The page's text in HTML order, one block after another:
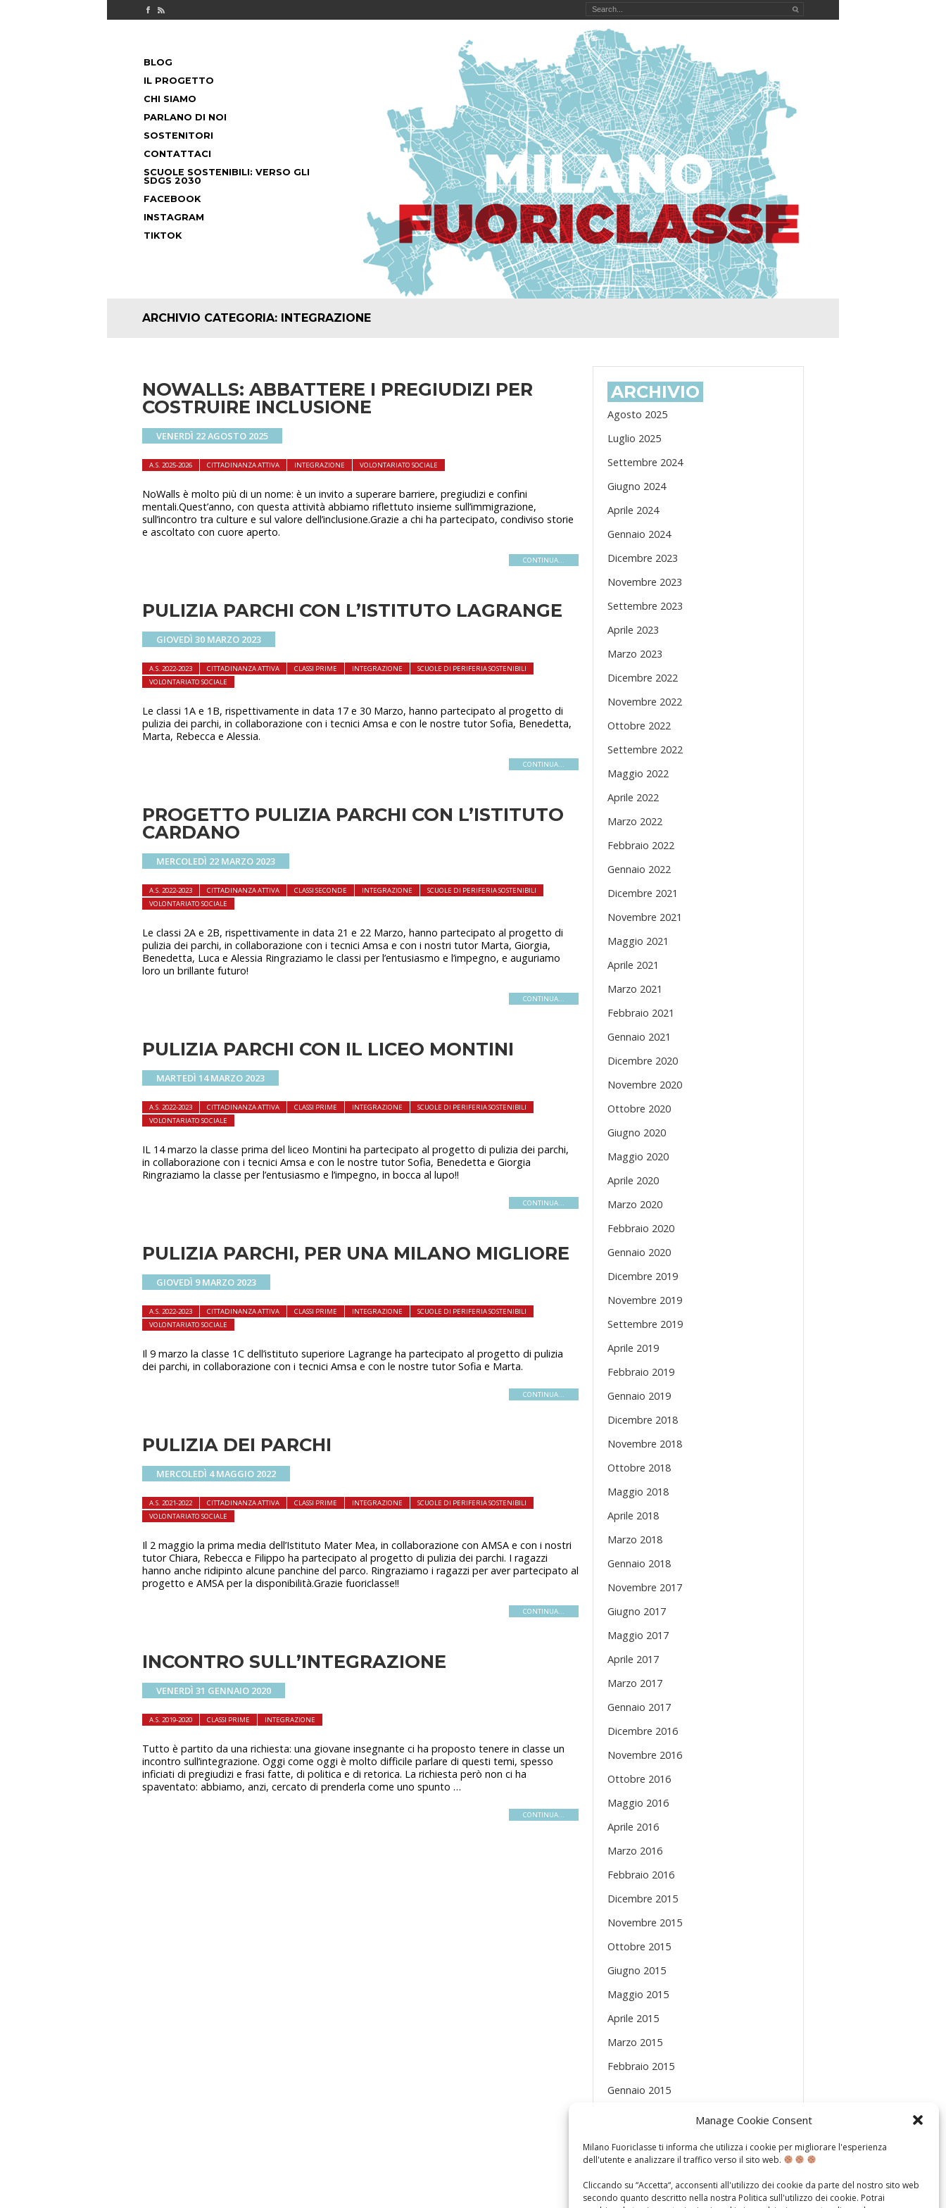
Manage Cookie Consent
Milano Fuoriclasse ti informa che utilizza i cookie per migliorare l'esperienza
dell'utente e analizzare il traffico verso il sito web.
Cliccando su “Accetta“, acconsenti all'utilizzo dei cookie da parte del nostro sito web
secondo quanto descritto nella nostra Politica sull'utilizzo dei cookie. Potrai
Check out our Facebook page
MENU PRINCIPALE
PASSA
CONTENUTO
BLOG
IL PROGETTO
CHI SIAMO
PARLANO DI NOI
SOSTENITORI
CONTATTACI
SCUOLE SOSTENIBILI: VERSO GLI
SDGS 2030
FACEBOOK
INSTAGRAM
TIKTOK
ARCHIVIO CATEGORIA: INTEGRAZIONE
NOWALLS: ABBATTERE I PREGIUDIZI PER
COSTRUIRE INCLUSIONE
VENERDÌ 22 AGOSTO 2025
A.S. 2025-2026 CITTADINANZA ATTIVA INTEGRAZIONE VOLONTARIATO SOCIALE
NoWalls è molto più di un nome: è un invito a superare barriere, pregiudizi e confini
mentali.Quest’anno, con questa attività abbiamo riflettuto insieme sull’immigrazione,
sull’incontro tra culture e sul valore dell’inclusione.Grazie a chi ha partecipato, condiviso storie
e ascoltato con cuore aperto.
CONTINUA...
PULIZIA PARCHI CON L’ISTITUTO LAGRANGE
GIOVEDÌ 30 MARZO 2023
A.S. 2022-2023 CITTADINANZA ATTIVA CLASSI PRIME INTEGRAZIONE
SCUOLE DI PERIFERIA SOSTENIBILI
VOLONTARIATO SOCIALE
Le classi 1A e 1B, rispettivamente in data 17 e 30 Marzo, hanno partecipato al progetto di
pulizia dei parchi, in collaborazione con i tecnici Amsa e con le nostre tutor Sofia, Benedetta,
Marta, Rebecca e Alessia.
CONTINUA...
PROGETTO PULIZIA PARCHI CON L’ISTITUTO
CARDANO
MERCOLEDÌ 22 MARZO 2023
A.S. 2022-2023 CITTADINANZA ATTIVA CLASSI SECONDE INTEGRAZIONE
SCUOLE DI PERIFERIA SOSTENIBILI
VOLONTARIATO SOCIALE
Le classi 2A e 2B, rispettivamente in data 21 e 22 Marzo, hanno partecipato al progetto di
pulizia dei parchi, in collaborazione con i tecnici Amsa e con i nostri tutor Marta, Giorgia,
Benedetta, Luca e Alessia Ringraziamo le classi per l’entusiasmo e l’impegno, e auguriamo
loro un brillante futuro!
CONTINUA...
PULIZIA PARCHI CON IL LICEO MONTINI
MARTEDÌ 14 MARZO 2023
A.S. 2022-2023 CITTADINANZA ATTIVA CLASSI PRIME INTEGRAZIONE
SCUOLE DI PERIFERIA SOSTENIBILI
VOLONTARIATO SOCIALE
IL 14 marzo la classe prima del liceo Montini ha partecipato al progetto di pulizia dei parchi,
in collaborazione con i tecnici Amsa e con le nostre tutor Sofia, Benedetta e Giorgia
Ringraziamo la classe per l’entusiasmo e l’impegno, in bocca al lupo!!
CONTINUA...
PULIZIA PARCHI, PER UNA MILANO MIGLIORE
GIOVEDÌ 9 MARZO 2023
A.S. 2022-2023 CITTADINANZA ATTIVA CLASSI PRIME INTEGRAZIONE
SCUOLE DI PERIFERIA SOSTENIBILI
VOLONTARIATO SOCIALE
Il 9 marzo la classe 1C dell’istituto superiore Lagrange ha partecipato al progetto di pulizia
dei parchi, in collaborazione con i tecnici Amsa e con le nostre tutor Sofia e Marta.
CONTINUA...
PULIZIA DEI PARCHI
MERCOLEDÌ 4 MAGGIO 2022
A.S. 2021-2022 CITTADINANZA ATTIVA CLASSI PRIME INTEGRAZIONE
SCUOLE DI PERIFERIA SOSTENIBILI
VOLONTARIATO SOCIALE
Il 2 maggio la prima media dell’Istituto Mater Mea, in collaborazione con AMSA e con i nostri
tutor Chiara, Rebecca e Filippo ha partecipato al progetto di pulizia dei parchi. I ragazzi
hanno anche ridipinto alcune panchine del parco. Ringraziamo i ragazzi per aver partecipato al
progetto e AMSA per la disponibilità.Grazie fuoriclasse!!
CONTINUA...
INCONTRO SULL’INTEGRAZIONE
VENERDÌ 31 GENNAIO 2020
A.S. 2019-2020 CLASSI PRIME INTEGRAZIONE
Tutto è partito da una richiesta: una giovane insegnante ci ha proposto tenere in classe un
incontro sull’integrazione. Oggi come oggi è molto difficile parlare di questi temi, spesso
inficiati di pregiudizi e frasi fatte, di politica e di retorica. La richiesta però non ci ha
spaventato: abbiamo, anzi, cercato di prenderla come uno spunto …
CONTINUA...
ARCHIVIO
Agosto 2025
Luglio 2025
Settembre 2024
Giugno 2024
Aprile 2024
Gennaio 2024
Dicembre 2023
Novembre 2023
Settembre 2023
Aprile 2023
Marzo 2023
Dicembre 2022
Novembre 2022
Ottobre 2022
Settembre 2022
Maggio 2022
Aprile 2022
Marzo 2022
Febbraio 2022
Gennaio 2022
Dicembre 2021
Novembre 2021
Maggio 2021
Aprile 2021
Marzo 2021
Febbraio 2021
Gennaio 2021
Dicembre 2020
Novembre 2020
Ottobre 2020
Giugno 2020
Maggio 2020
Aprile 2020
Marzo 2020
Febbraio 2020
Gennaio 2020
Dicembre 2019
Novembre 2019
Settembre 2019
Aprile 2019
Febbraio 2019
Gennaio 2019
Dicembre 2018
Novembre 2018
Ottobre 2018
Maggio 2018
Aprile 2018
Marzo 2018
Gennaio 2018
Novembre 2017
Giugno 2017
Maggio 2017
Aprile 2017
Marzo 2017
Gennaio 2017
Dicembre 2016
Novembre 2016
Ottobre 2016
Maggio 2016
Aprile 2016
Marzo 2016
Febbraio 2016
Dicembre 2015
Novembre 2015
Ottobre 2015
Giugno 2015
Maggio 2015
Aprile 2015
Marzo 2015
Febbraio 2015
Gennaio 2015
Maggio 2014
Aprile 2014